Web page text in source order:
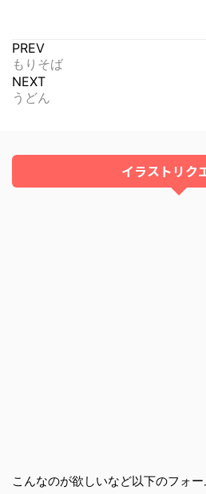
PREV
もりそば
NEXT
うどん
イラストリク
こんなのが欲しいなど以下のフォ